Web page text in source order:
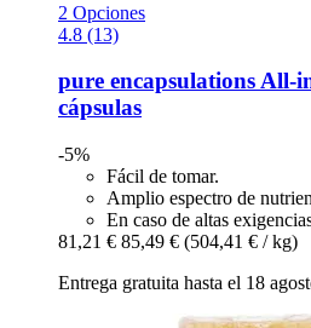
2 Opciones
4.8 (13)
pure encapsulationsAll-​
cápsulas
-5%
Fácil de tomar.
Amplio espectro de
En caso de altas
81,21 € 85,49 € (504,41 € / kg)
Entrega gratuita hasta el 18